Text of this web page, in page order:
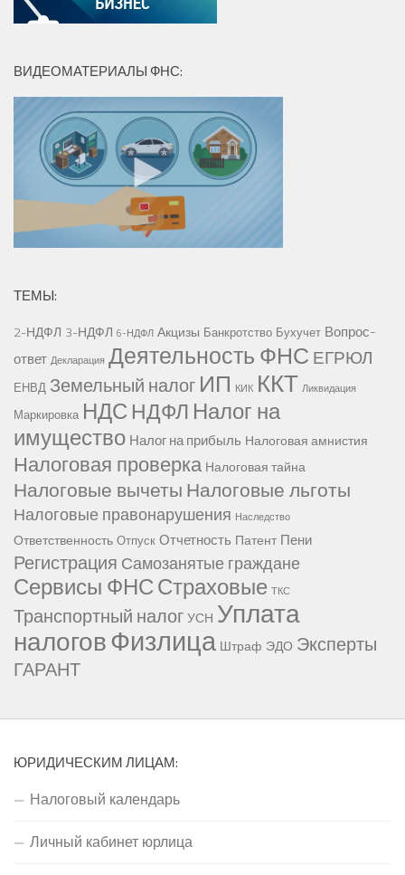
ВИДЕОМАТЕРИАЛЫ ФНС:
ТЕМЫ:
2-НДФЛ 3-НДФЛ 6-НДФЛ Акцизы Банкротство Бухучет Вопрос-
ответ Декларация Деятельность ФНС ЕГРЮЛ
ЕНВД Земельный налог ИП КИК ККТ Ликвидация
Маркировка НДС НДФЛ Налог на
имущество Налог на прибыль Налоговая амнистия
Налоговая проверка Налоговая тайна
Налоговые вычетыНалоговые льготы
Налоговые правонарушения Наследство
Ответственность Отпуск Отчетность Патент Пени
Регистрация Самозанятые граждане
Сервисы ФНССтраховые ТКС
Транспортный налогУСН Уплата
налоговФизлица Штраф ЭДО Эксперты
ГАРАНТ
ЮРИДИЧЕСКИМ ЛИЦАМ:
Налоговый календарь
Личный кабинет юрлица